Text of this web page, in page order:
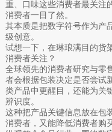
重、口味这些消费者最关注
消费者一目了然。
其本质是把数字符号作为产
级创意。
试想一下，在琳琅满目的货
消费者关注？
全球领先的消费者研究与零
者会根据包装决定是否尝试
类产品中更醒目，还能为关
辨识度。
这种把产品关键信息放在包
消费者，又能降低消费者购